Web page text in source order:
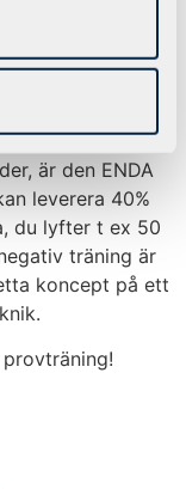
har med
gör att du sparar
familjeliv
är den ENDA
leverera 40%
du lyfter t ex 50
träning är
koncept på ett